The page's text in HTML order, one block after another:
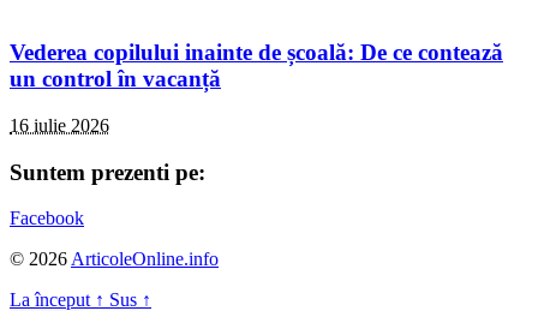
Vederea copilului inainte de școală: De ce contează
un control în vacanță
16 iulie 2026
Suntem prezenti pe:
Facebook
© 2026 ArticoleOnline.info
La început ↑ Sus ↑